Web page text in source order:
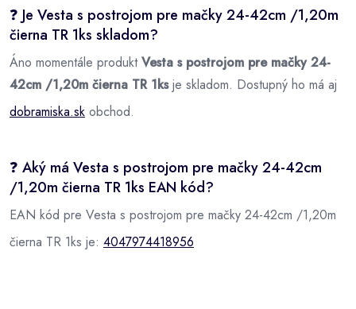
❓ Je Vesta s postrojom pre mačky 24-42cm /1,20m
čierna TR 1ks skladom?
Áno momentále produktVesta s postrojom pre mačky 24-
42cm /1,20m čierna TR 1ksje skladom. Dostupný ho má aj
dobramiska.sk obchod.
❓ Aký má Vesta s postrojom pre mačky 24-42cm
/1,20m čierna TR 1ks EAN kód?
EAN kód pre Vesta s postrojom pre mačky 24-42cm /1,20m
čierna TR 1ks je: 4047974418956